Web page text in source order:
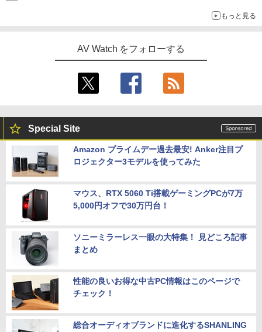
もっと見る
AV Watch をフォローする
Special Site
Amazon プライムデー過去最安! Anker注目プ
ロジェクター3モデルを使ってみた
マウス、RTX 5060 Ti搭載ゲーミングPCが7万
5,000円オフで30万円台！
ソニーミラーレス一眼の大特集！ 見どころ記事
まとめ
性能の良いお得な中古PC情報はこのページで
チェック！
総合オーディオブランドに進化するSHANLING